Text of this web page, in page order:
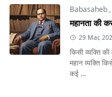
Babasaheb ,
महानता की
29 Mar,
किसी व्यक्ति
महान व्यक्ति
कई ...